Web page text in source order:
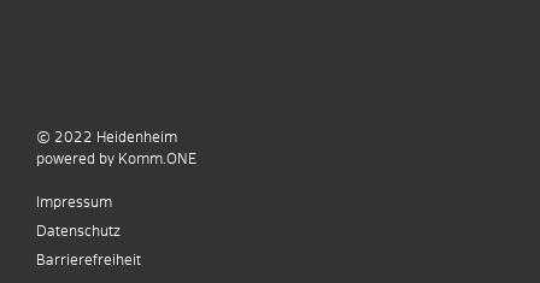
© 2022 Heidenheim
powered by Komm.ONE
Impressum
Datenschutz
Barrierefreiheit